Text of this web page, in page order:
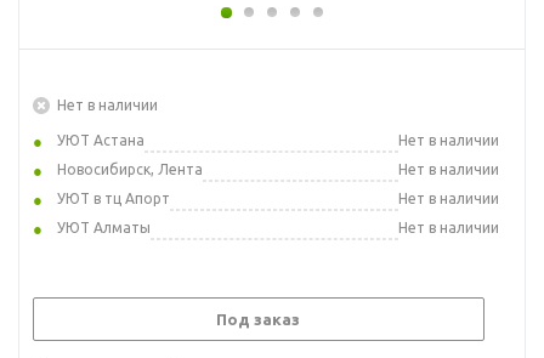
Нет в наличии
УЮТ Астана
Нет в наличии
Новосибирск, Лента
Нет в наличии
УЮТ в тц Апорт
Нет в наличии
УЮТ Алматы
Нет в наличии
Под заказ